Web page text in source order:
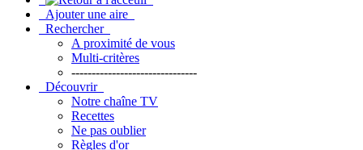
Ajouter une aire
Rechercher
A proximité de vous
Multi-critères
-------------------------------
Découvrir
Notre chaîne TV
Recettes
Ne pas oublier
Règles d'or